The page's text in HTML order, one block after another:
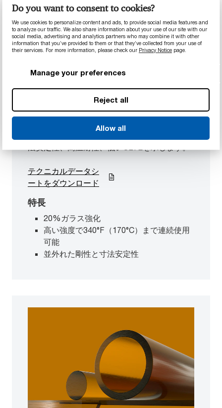
Do you want to consent to cookies?
We use cookies to personalize content and ads, to provide social media features and
to analyze our traffic. We also share information about your use of our site with our
social media, advertising and analytics partners who may combine it with other
information that you’ve provided to them or that they’ve collected from your use of
their services. For more information, please check our Privacy Notice page.
Manage your preferences
Reject all
Allow all
Duratron™ U2200 PEIポリエーテルイミドの加
特長
20%ガラス強化
高い強度で340°F（170°C）まで連続使用
可能
並外れた剛性と寸法安定性
テクニカルデータシ
ートをダウンロード